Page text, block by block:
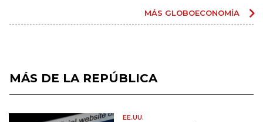
MÁS GLOBOECONOMÍA
MÁS DE LA REPÚBLICA
EE.UU.